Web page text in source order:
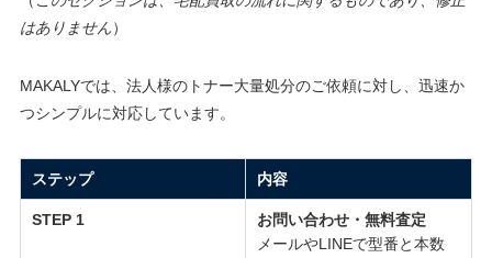
はありません）
MAKALYでは、法人様のトナー大量処分のご依頼に対し、迅速か
つシンプルに対応しています。
ステップ 内容
STEP 1
お問い合わせ・無料査定
メールやLINEで型番と本数